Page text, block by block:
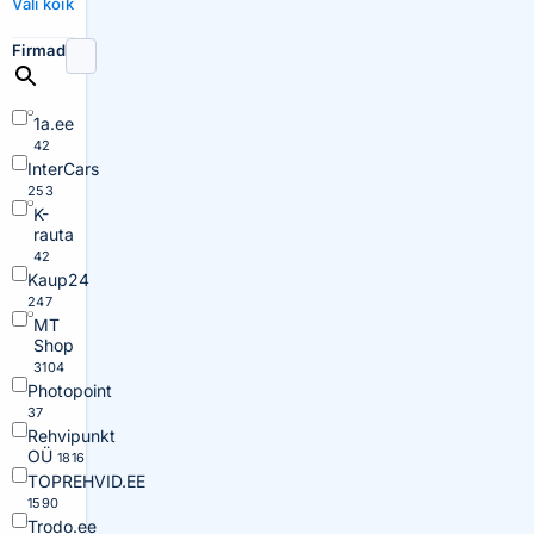
Firmad
1a.ee
42
InterCars
253
K-
rauta
42
Kaup24
247
MT
Shop
3104
Photopoint
37
Rehvipunkt
OÜ 1816
TOPREHVID.EE
1590
Trodo.ee